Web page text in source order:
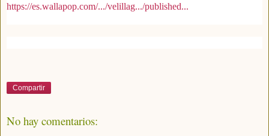
https://es.wallapop.com/.../velillag.../published...
Compartir
No hay comentarios: